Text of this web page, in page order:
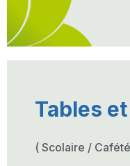
Tables
( Scolaire /